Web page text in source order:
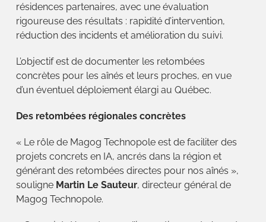
résidences partenaires, avec une évaluation
rigoureuse des résultats : rapidité d’intervention,
réduction des incidents et amélioration du suivi.
L’objectif est de documenter les retombées
concrètes pour les aînés et leurs proches, en vue
d’un éventuel déploiement élargi au Québec.
Des retombées régionales concrètes
« Le rôle de Magog Technopole est de faciliter des
projets concrets en IA, ancrés dans la région et
générant des retombées directes pour nos aînés »,
souligne Martin Le Sauteur, directeur général de
Magog Technopole.